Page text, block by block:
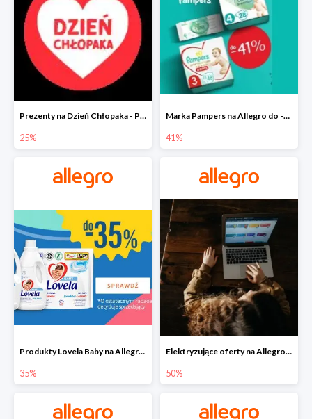
Prezenty na Dzień Chłopaka - Produkty SOXO do -25%
25%
Marka Pampers na Allegro do -41%
41%
Produkty Lovela Baby na Allegro do -35%
35%
Elektryzujące oferty na Allegro do -50%
50%